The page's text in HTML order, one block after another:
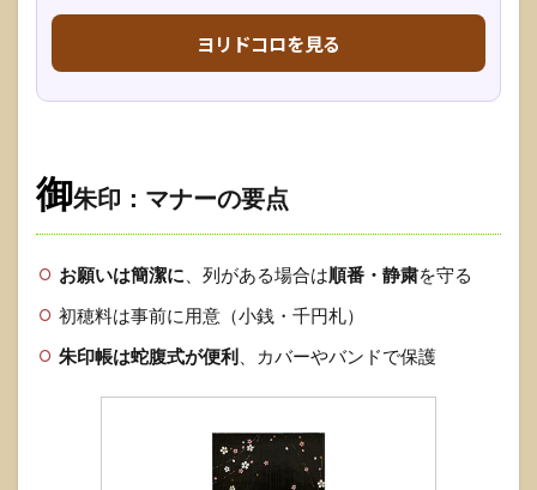
ヨリドコロを見る
御朱印：マナーの要点
お願いは簡潔に 、列がある場合は順番・静粛を守る
初穂料は事前に用意（小銭・千円札）
朱印帳は蛇腹式が便利
、カバーやバンドで保護